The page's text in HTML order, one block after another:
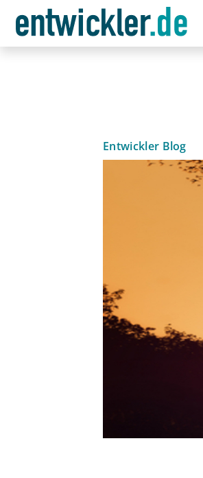
Entwickler Blog